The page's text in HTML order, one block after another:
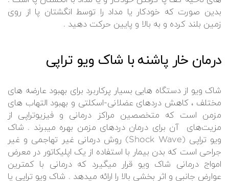
بدین صورت که خودکار یا مداد را توسط انگشتان پا از روی
زمین بلند کرده و به بالا و پایین حرکت دهید .
درمان خار پاشنه با شاک ویو تراپی
شاک ویو از دستگاه هایی بسیار پرکاربرد برای بهبود عارضه های
مختلف ، کاهش دردهای عضلانی-اسکلتی و بهبود التهاب های
مزمن است که متخصصین مراکز درمانی و فیزیوتراپی از
مزیت‌های آن برای درمان دردهای مزمن بهره میبرند . شاک
ویو تراپی (Shock Wave) روش درمانی غیر تهاجمی و غیر
جراحی است که بدن بیمار با استفاده از یک اپلیکاتور در معرض
امواج درمانی شاک ویو قرار میگیرد که درمانی با کمترین
عوارض جانبی و اثر بخشی بالا را ارائه میدهد . شاک ویو تراپی یا